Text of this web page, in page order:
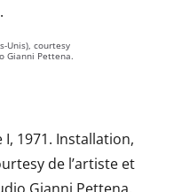
Unis), courtesy
Gianni Pettena.